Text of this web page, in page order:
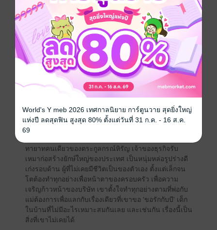
เด็กชายตัวน้อยที่เข้ามาอยู่ในบ้านกรณ์หิรัญในฐานนะลูก
ของคนรับใช้ เขารู้ดีว่าตัวเองเป็นใคร ไม่เคยสักครั้งที่จะ
ทำตัวเทียบชั้นกับเจ้านาย แต่โชคชะตาก็เล่นตลกให้เขา
นั้นกลายเป็นผู้เป็นที่รักของทายาทคนเดียวของบ้าน ผู้ที่
เรียกได้ว่าตกหลุมรักกันตั้งแต่แรกเจอ
บีเป็นผู้ชายตัวเล็กหน้าตาน่ารักน่าทะนุถนอม มองโลกใน
แง่ดี เข้าใจสถานะของตัวเองว่าเป็นอย่างไร ไม่เคยสักครั้ง
จะเรียกร้องในสิ่งที่อยากได้ ยกเว้นเรื่องเดียวที่ร้องขอแต่ไม่
เคยได้เลยสักครั้ง 'ปล่อยบีไปนะ'
เวหาศ กรณ์หิรัญ หรือ คุณเวย์ อายุ 30 ปี
ทายาทคนเดียวของตระกูลกรณ์หิรัญ เจ้าของธุรกิจรับ
เหมาก่อสร้างยักษ์ใหญ่ของประเทศ เป็นหนุ่มหล่อรูปร่างดี
เก่งรอบด้าน ผู้ที่ไม่เคยมีชีวิตเป็นของตัวเอง ตั้งแต่เล็กจน
โตต้องทำทุกอย่างเพื่อหน้าตาของครอบครัว เพื่อความ
เจริญก้าวหน้าของบริษัท เขาตั้งใจทำทุกอย่างตามที่พ่อกับ
แม่ต้องการเพื่อแลกกับเรื่องเดียวที่เขาขอ 'ขอรักกับบี' เด็ก
ในบ้านที่ไม่มีอะไรเหมาะสมกันเลย และเช่นกัน เรื่องนี้เป็น
สิ่งที่เขาไม่เคยได้
World's Y meb 2026 เทศกาลนิยาย การ์ตูนวาย สุดยิ่งใหญ่
แห่งปี ลดสุดฟิน สูงสุด 80% ตั้งแต่วันที่ 31 ก.ค. - 16 ส.ค.
69